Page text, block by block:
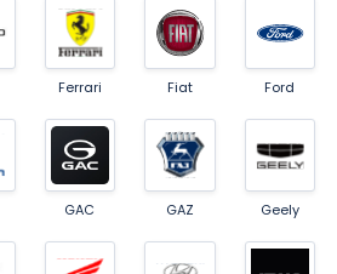
Ferrari Fiat Ford
GAC GAZ Geely